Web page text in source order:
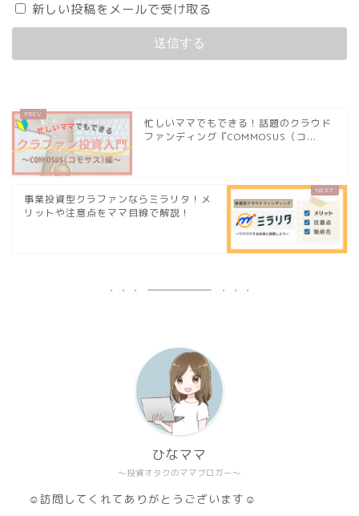
新しい投稿をメールで受け取る
忙しいママでもできる！話題のクラウド
ファンディング『COMMOSUS（コ...
事業投資型クラファンならミラリタ！メ
リットや注意点をママ目線で解説！
～投資オタクのママブロガー～
ひなママ
☺訪問してくれてありがとうございます☺